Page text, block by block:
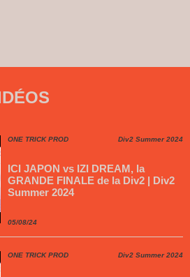
ONE TRICK PROD Div2 Summer 2024
ICI JAPON vs IZI DREAM, la
GRANDE FINALE de la Div2 | Div2
Summer 2024
05/08/24
ONE TRICK PROD Div2 Summer 2024